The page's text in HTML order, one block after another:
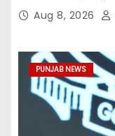
Aug 8, 2026
PUNJAB NEWS